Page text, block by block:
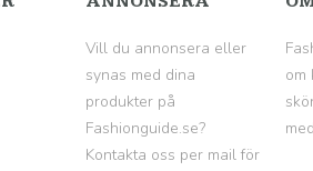
Vill du annonsera eller
synas med dina
produkter på
Fashionguide.se?
Kontakta oss per mail för
om